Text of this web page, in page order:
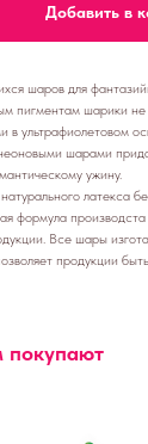
Добавить в
шаров для
пигментам шарики
в ультрафиолетовом
шарами
ужину.
латекса
формула
Все шары
продукции
покупают